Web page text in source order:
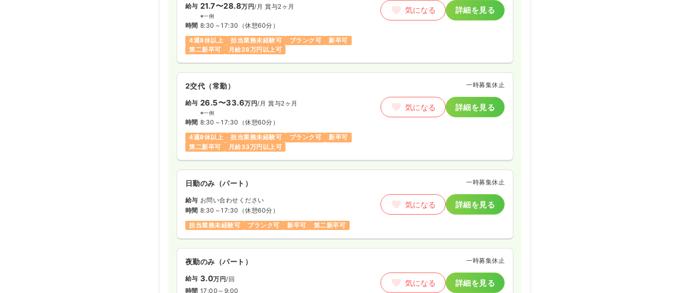
給与 21.7〜28.8万円/月 賞与2ヶ月
※一例
時間 8:30～17:30 （休憩60分）
4週8休以上
担当業務未経験可 ブランク可
新卒可
第二新卒可
月給28万円以上可
気になる 詳細を見る
2交代（常勤） 一時募集休止
給与 26.5〜33.6万円/月 賞与2ヶ月
※一例
時間 8:30～17:30 （休憩60分）
4週8休以上
担当業務未経験可 ブランク可
新卒可
第二新卒可
月給33万円以上可
気になる 詳細を見る
日勤のみ（パート） 一時募集休止
給与 お問い合わせください
時間 8:30～17:30 （休憩60分）
担当業務未経験可
ブランク可 新卒可 第二新卒可
気になる 詳細を見る
夜勤のみ（パート） 一時募集休止
給与 3.0万円/回
時間 17:00～9:00
気になる 詳細を見る